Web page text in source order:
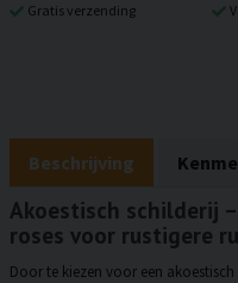
Gratis verzending
Beschrijving
Akoestisch schilderij
roses voor rustigere
Door te kiezen voor een akoestisch